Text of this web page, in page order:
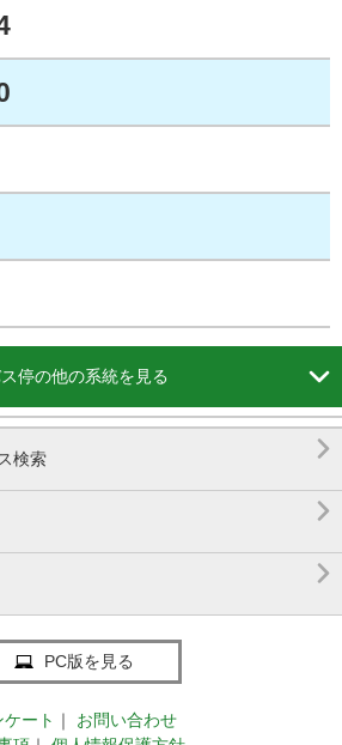
停の他の系統を見る 
検索 


PC版を見る
ケート ｜
お問い合わせ